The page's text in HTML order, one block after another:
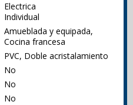
Electrica
Individual
Amueblada y equipada,
Cocina francesa
PVC, Doble acristalamiento
No
No
No